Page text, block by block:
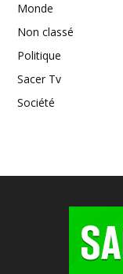
Monde
Non classé
Politique
Sacer Tv
Société